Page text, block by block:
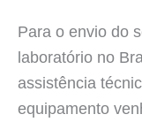
Para o envio do
laboratório no
assistência
equipamento